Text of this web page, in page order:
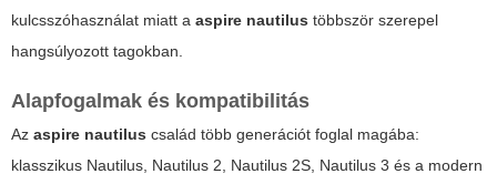
kulcsszóhasználat miatt a aspire nautilus többször szerepel
hangsúlyozott tagokban.
Alapfogalmak és kompatibilitás
Az aspire nautilus család több generációt foglal magába:
klasszikus Nautilus, Nautilus 2, Nautilus 2S, Nautilus 3 és a modern